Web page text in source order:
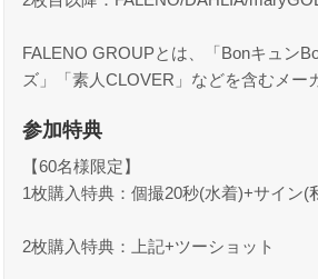
FALENO GROUPとは、「Bonキュン
ズ」「素人CLOVER」などを含むメー
参加特典
【60名様限定】
1枚購入特典：個撮20秒(水着)+サイン(
2枚購入特典：上記+ツーショット